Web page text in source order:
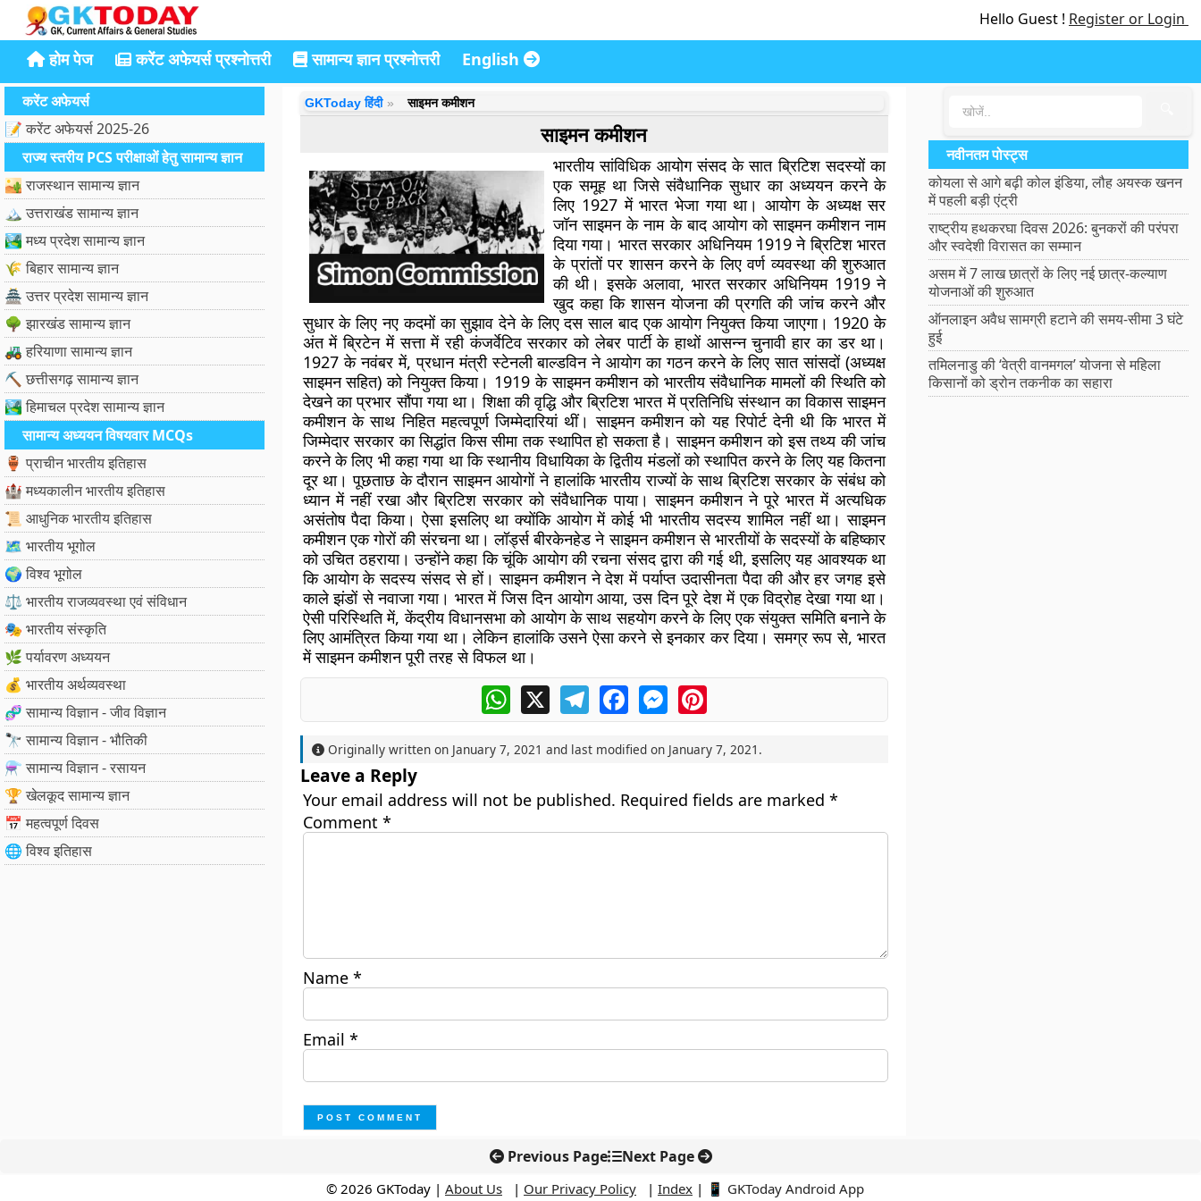
Hello Guest ! Register or Login
होम पेज करेंट अफेयर्स प्रश्नोत्तरी सामान्य ज्ञान प्रश्नोत्तरी English
करेंट अफेयर्स
📝 करेंट अफेयर्स 2025-26
राज्य स्तरीय PCS परीक्षाओं हेतु सामान्य ज्ञान
🏜️ राजस्थान सामान्य ज्ञान
🏔️ उत्तराखंड सामान्य ज्ञान
🏞️ मध्य प्रदेश सामान्य ज्ञान
🌾 बिहार सामान्य ज्ञान
🏯 उत्तर प्रदेश सामान्य ज्ञान
🌳 झारखंड सामान्य ज्ञान
🚜 हरियाणा सामान्य ज्ञान
⛏️ छत्तीसगढ़ सामान्य ज्ञान
🏞️ हिमाचल प्रदेश सामान्य ज्ञान
सामान्य अध्ययन विषयवार MCQs
🏺 प्राचीन भारतीय इतिहास
🏰 मध्यकालीन भारतीय इतिहास
📜 आधुनिक भारतीय इतिहास
🗺️ भारतीय भूगोल
🌍 विश्व भूगोल
⚖️ भारतीय राजव्यवस्था एवं संविधान
🎭 भारतीय संस्कृति
🌿 पर्यावरण अध्ययन
💰 भारतीय अर्थव्यवस्था
🧬 सामान्य विज्ञान - जीव विज्ञान
🔭 सामान्य विज्ञान - भौतिकी
⚗️ सामान्य विज्ञान - रसायन
🏆 खेलकूद सामान्य ज्ञान
📅 महत्वपूर्ण दिवस
🌐 विश्व इतिहास
GKToday हिंदी साइमन कमीशन
साइमन कमीशन
भारतीय सांविधिक आयोग संसद के सात ब्रिटिश सदस्यों का
एक समूह था जिसे संवैधानिक सुधार का अध्ययन करने के
लिए 1927 में भारत भेजा गया था। आयोग के अध्यक्ष सर
जॉन साइमन के नाम के बाद आयोग को साइमन कमीशन नाम
दिया गया। भारत सरकार अधिनियम 1919 ने ब्रिटिश भारत
के प्रांतों पर शासन करने के लिए वर्ण व्यवस्था की शुरुआत
की थी। इसके अलावा, भारत सरकार अधिनियम 1919 ने
खुद कहा कि शासन योजना की प्रगति की जांच करने और
सुधार के लिए नए कदमों का सुझाव देने के लिए दस साल बाद एक आयोग नियुक्त किया जाएगा। 1920 के
अंत में ब्रिटेन में सत्ता में रही कंजर्वेटिव सरकार को लेबर पार्टी के हाथों आसन्न चुनावी हार का डर था।
1927 के नवंबर में, प्रधान मंत्री स्टेनली बाल्डविन ने आयोग का गठन करने के लिए सात सांसदों (अध्यक्ष
साइमन सहित) को नियुक्त किया। 1919 के साइमन कमीशन को भारतीय संवैधानिक मामलों की स्थिति को
देखने का प्रभार सौंपा गया था। शिक्षा की वृद्धि और ब्रिटिश भारत में प्रतिनिधि संस्थान का विकास साइमन
कमीशन के साथ निहित महत्वपूर्ण जिम्मेदारियां थीं। साइमन कमीशन को यह रिपोर्ट देनी थी कि भारत में
जिम्मेदार सरकार का सिद्धांत किस सीमा तक स्थापित हो सकता है। साइमन कमीशन को इस तथ्य की जांच
करने के लिए भी कहा गया था कि स्थानीय विधायिका के द्वितीय मंडलों को स्थापित करने के लिए यह कितना
दूर था। पूछताछ के दौरान साइमन आयोगों ने हालांकि भारतीय राज्यों के साथ ब्रिटिश सरकार के संबंध को
ध्यान में नहीं रखा और ब्रिटिश सरकार को संवैधानिक पाया। साइमन कमीशन ने पूरे भारत में अत्यधिक
असंतोष पैदा किया। ऐसा इसलिए था क्योंकि आयोग में कोई भी भारतीय सदस्य शामिल नहीं था। साइमन
कमीशन एक गोरों की संरचना था। लॉर्ड्स बीरकेनहेड ने साइमन कमीशन से भारतीयों के सदस्यों के बहिष्कार
को उचित ठहराया। उन्होंने कहा कि चूंकि आयोग की रचना संसद द्वारा की गई थी, इसलिए यह आवश्यक था
कि आयोग के सदस्य संसद से हों। साइमन कमीशन ने देश में पर्याप्त उदासीनता पैदा की और हर जगह इसे
काले झंडों से नवाजा गया। भारत में जिस दिन आयोग आया, उस दिन पूरे देश में एक विद्रोह देखा गया था।
ऐसी परिस्थिति में, केंद्रीय विधानसभा को आयोग के साथ सहयोग करने के लिए एक संयुक्त समिति बनाने के
लिए आमंत्रित किया गया था। लेकिन हालांकि उसने ऐसा करने से इनकार कर दिया। समग्र रूप से, भारत
में साइमन कमीशन पूरी तरह से विफल था।
WhatsApp
X TelegramFacebookMessengerPinterest
Originally written on January 7, 2021 and last modified on January 7, 2021 .
Leave a Reply
Your email address will not be published. Required fields are marked *
Comment *
Name *
Email *
नवीनतम पोस्ट्स
कोयला से आगे बढ़ी कोल इंडिया, लौह अयस्क खनन
में पहली बड़ी एंट्री
राष्ट्रीय हथकरघा दिवस 2026: बुनकरों की परंपरा
और स्वदेशी विरासत का सम्मान
असम में 7 लाख छात्रों के लिए नई छात्र-कल्याण
योजनाओं की शुरुआत
ऑनलाइन अवैध सामग्री हटाने की समय-सीमा 3 घंटे
हुई
तमिलनाडु की ‘वेत्री वानमगल’ योजना से महिला
किसानों को ड्रोन तकनीक का सहारा
Previous Page Next Page
© 2026 GKToday | About Us | Our Privacy Policy | Index | 📱 GKToday Android App